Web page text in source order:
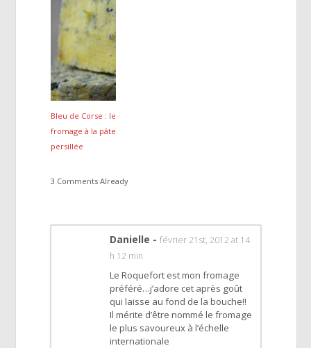
Bleu de Corse : le
fromage à la pâte
persillée
3 Comments Already
Danielle - février 21st, 2012 at 14
h 12 min
Le Roquefort est mon fromage
préféré…j’adore cet après goût
qui laisse au fond de la bouche!!
Il mérite d’être nommé le fromage
le plus savoureux à l’échelle
internationale